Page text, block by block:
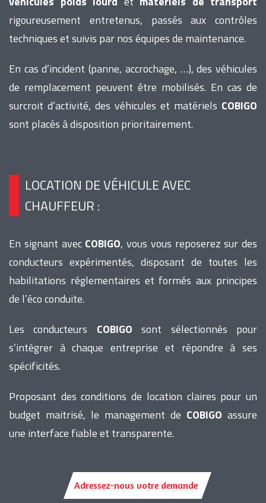
rigoureusement entretenus, passés aux contrôles
techniques et suivis par nos équipes de maintenance.
En cas d’incident (panne, accrochage, …), des véhicules
de remplacement peuvent être mobilisés. En cas de
surcroit d’activité, des véhicules et matériels COBIGO
sont placés à disposition prioritairement.
LOCATION DE VÉHICULE AVEC
CHAUFFEUR :
En signant avec COBIGO, vous vous reposerez sur des
conducteurs expérimentés, disposant de toutes les
habilitations réglementaires et formés aux principes
de l’éco conduite.
Les conducteurs COBIGO sont sélectionnés pour
s’intégrer à chaque entreprise et répondre à ses
spécificités.
Proposant des conditions de location claires pour un
budget maitrisé, le management de COBIGO assure
une interface fiable et transparente.
Adressez-nous votre demande